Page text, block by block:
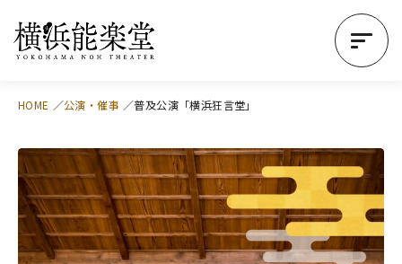
HOME 公演・催事 普及公演「横浜狂言堂」